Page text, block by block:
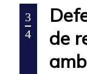
3
4
de